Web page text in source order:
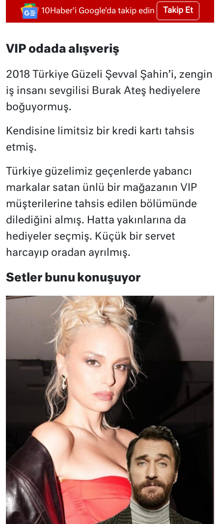
10Haber'i Google'da takip edin Takip Et
VIP odada alışveriş
2018 Türkiye Güzeli Şevval Şahin’i, zengin
iş insanı sevgilisi Burak Ateş hediyelere
boğuyormuş.
Kendisine limitsiz bir kredi kartı tahsis
etmiş.
Türkiye güzelimiz geçenlerde yabancı
markalar satan ünlü bir mağazanın VIP
müşterilerine tahsis edilen bölümünde
dilediğini almış. Hatta yakınlarına da
hediyeler seçmiş. Küçük bir servet
harcayıp oradan ayrılmış.
Setler bunu konuşuyor